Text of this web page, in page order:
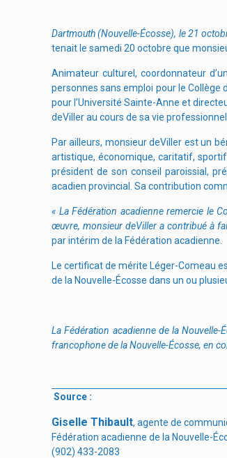
Dartmouth (Nouvelle-Écosse), le 21
tenait le samedi 20 octobre que
Animateur culturel, coordonnateur
personnes sans emploi pour le Collège
pour l’Université Sainte-Anne et
deViller au cours de sa vie
Par ailleurs, monsieur deViller est un
artistique, économique, caritatif,
président de son conseil paroissial,
acadien provincial. Sa contribution
« La Fédération acadienne remercie le
œuvre, monsieur deViller a contribué à
par intérim de la Fédération acadienne.
Le certificat de mérite Léger-Comeau
de la Nouvelle-Écosse dans un ou
La Fédération acadienne de la Nouvelle-É
francophone de la Nouvelle-Écosse, en
Source :
Giselle Thibault, agente de
Fédération acadienne de la Nouvelle-
(902) 433-2083